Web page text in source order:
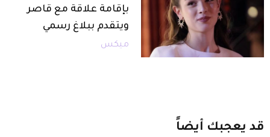
بإقامة علاقة مع قاصر
ويتقدم ببلاغ رسمي
ميكس
قد يعجبك أيضاً